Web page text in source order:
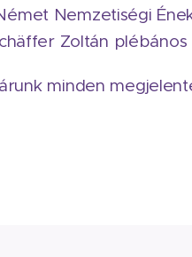
Nemzetiségi
Zoltán plébános
minden